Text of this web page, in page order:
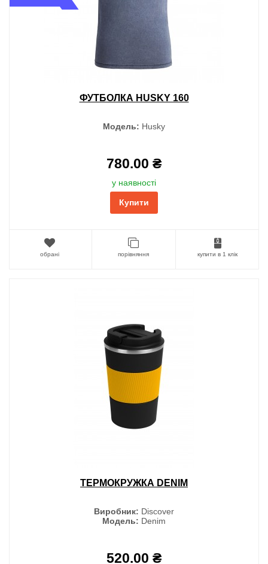
ФУТБОЛКА HUSKY 160
Модель: Husky
780.00 ₴
у наявності
Купити
обрані порівняння купити в 1 клік
ТЕРМОКРУЖКА DENIM
Виробник: Discover
Модель: Denim
520.00 ₴